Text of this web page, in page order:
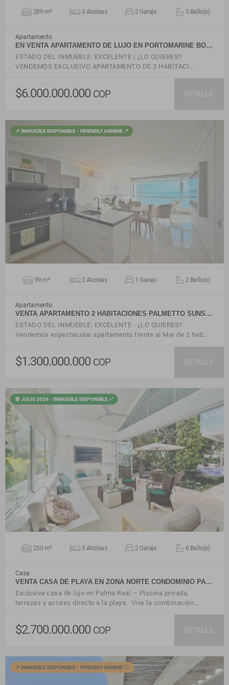
289 m² 3 Alcobas 2 Garaje 5 Baño(s)
Apartamento
EN VENTA APARTAMENTO DE LUJO EN PORTOMARINE BO…
ESTADO DEL INMUEBLE: EXCELENTE | ¿LO QUIERES?
VENDEMOS EXCLUSIVO APARTAMENTO DE 3 HABITACI…
$6.000.000.000 COP DETALLE
📌 INMUEBLE DISPONIBLE - FRIENDLY AIRBNB 📍
99 m² 2 Alcobas 1 Garaje 2 Baño(s)
Apartamento
VENTA APARTAMENTO 2 HABITACIONES PALMETTO SUNS…
ESTADO DEL INMUEBLE: EXCELENTE - ¿LO QUIERES?
Vendemos espectacular apartamento frente al Mar de 2 hab…
$1.300.000.000 COP DETALLE
📆 JULIO 2026 - INMUEBLE DISPONIBLE ✅
VER DETALLES
250 m² 3 Alcobas 2 Garaje 6 Baño(s)
Casa
VENTA CASA DE PLAYA EN ZONA NORTE CONDOMINIO PA…
Exclusiva casa de lujo en Palma Real – Piscina privada,
terrazas y acceso directo a la playa. Vive la combinación…
$2.700.000.000 COP DETALLE
📌 INMUEBLE DISPONIBLE - FRIENDLY AIRBNB 🙋‍♂️